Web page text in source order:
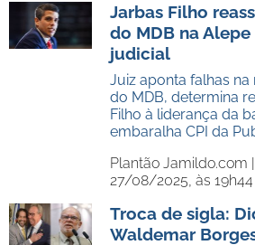
Jarbas Filho
do MDB na
judicial
Juiz aponta falhas
do MDB, determina
Filho à liderança da
embaralha CPI da
Plantão Jamildo.com |
27/08/2025, às 19h44
Troca de sigla:
Waldemar